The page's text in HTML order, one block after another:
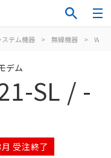
ステム機器 > 無線機器 >
デム
SL / -
受注終了